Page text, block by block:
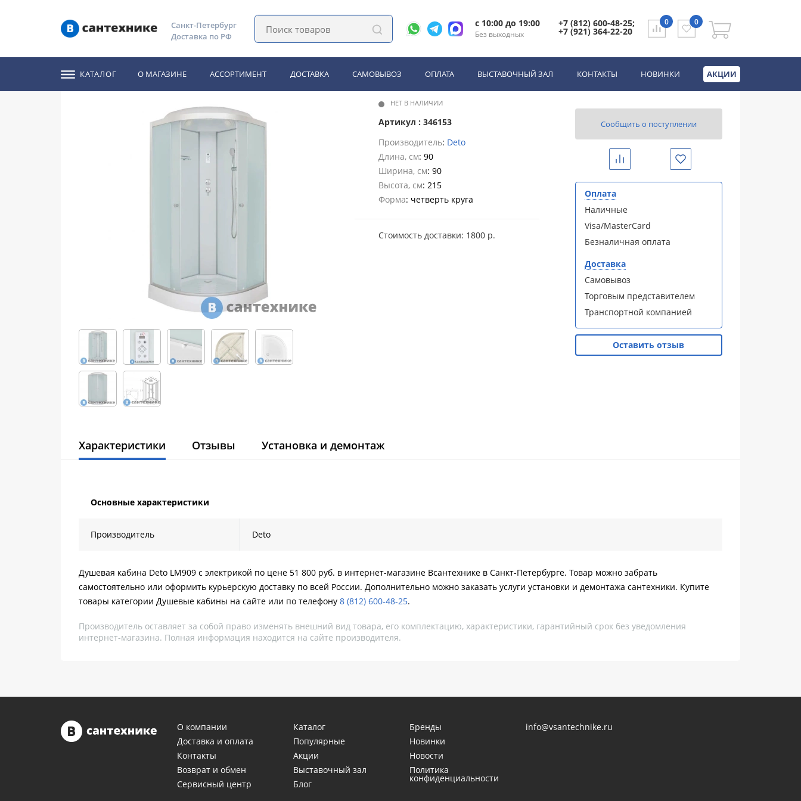
Санкт-Петербург
Доставка по РФ
c 10:00 до 19:00
Без выходных
+7 (812) 600-48-25;
+7 (921) 364-22-20
0 0
КАТАЛОГ О МАГАЗИНЕ АССОРТИМЕНТ ДОСТАВКА САМОВЫВОЗ ОПЛАТА ВЫСТАВОЧНЫЙ ЗАЛ КОНТАКТЫ НОВИНКИ АКЦИИ
Душевая кабина Deto LM909 с электрикой
Душевая кабина Deto LM909 с электрикой
НЕТ В НАЛИЧИИ
Артикул : 346153
Производитель: Deto
Длина, см: 90
Ширина, см: 90
Высота, см: 215
Форма: четверть круга
Стоимость доставки: 1800 р.
Сообщить о поступлении
Сравнить Избранное
Оплата
Наличные
Visa/MasterCard
Безналичная оплата
Доставка
Самовывоз
Торговым представителем
Транспортной компанией
Оставить отзыв
Характеристики Отзывы Установка и демонтаж
Основные характеристики
Производитель Deto
Душевая кабина Deto LM909 с электрикой по цене 51 800 руб. в интернет-магазине Всантехнике в Санкт-Петербурге. Товар можно забрать
самостоятельно или оформить курьерскую доставку по всей России. Дополнительно можно заказать услуги установки и демонтажа сантехники. Купите
товары категории Душевые кабины на сайте или по телефону 8 (812) 600-48-25.
Производитель оставляет за собой право изменять внешний вид товара, его комплектацию, характеристики, гарантийный срок без уведомления
интернет-магазина. Полная информация находится на сайте производителя.
О компании
Доставка и оплата
Контакты
Возврат и обмен
Сервисный центр
Каталог
Популярные
Акции
Выставочный зал
Блог
Бренды
Новинки
Новости
Политика
конфиденциальности
info@vsantechnike.ru